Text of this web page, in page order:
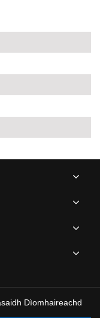
Dìomhaireachd